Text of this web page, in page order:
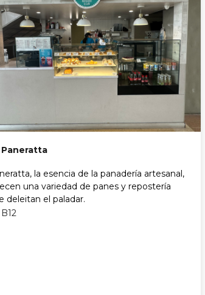
Paneratta
la esencia de la panadería artesanal,
una variedad de panes y repostería
deleitan el paladar.
B12